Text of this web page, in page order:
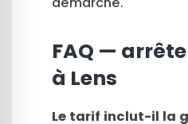
FAQ —
à Lens
Le tarif inclut-il la